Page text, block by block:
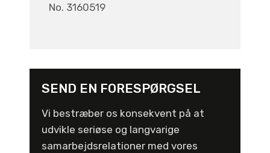
No. 3160519
SEND EN FORESPØRGSEL
Vi bestræber os konsekvent på at
udvikle seriøse og langvarige
samarbejdsrelationer med vores